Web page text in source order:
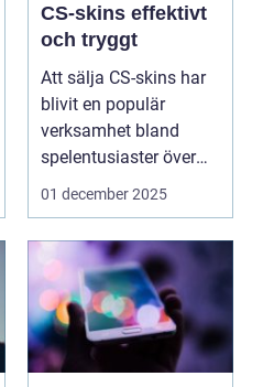
CS-skins effektivt
och tryggt
Att sälja CS-skins har
blivit en populär
verksamhet bland
spelentusiaster över
hela v...
01 december 2025